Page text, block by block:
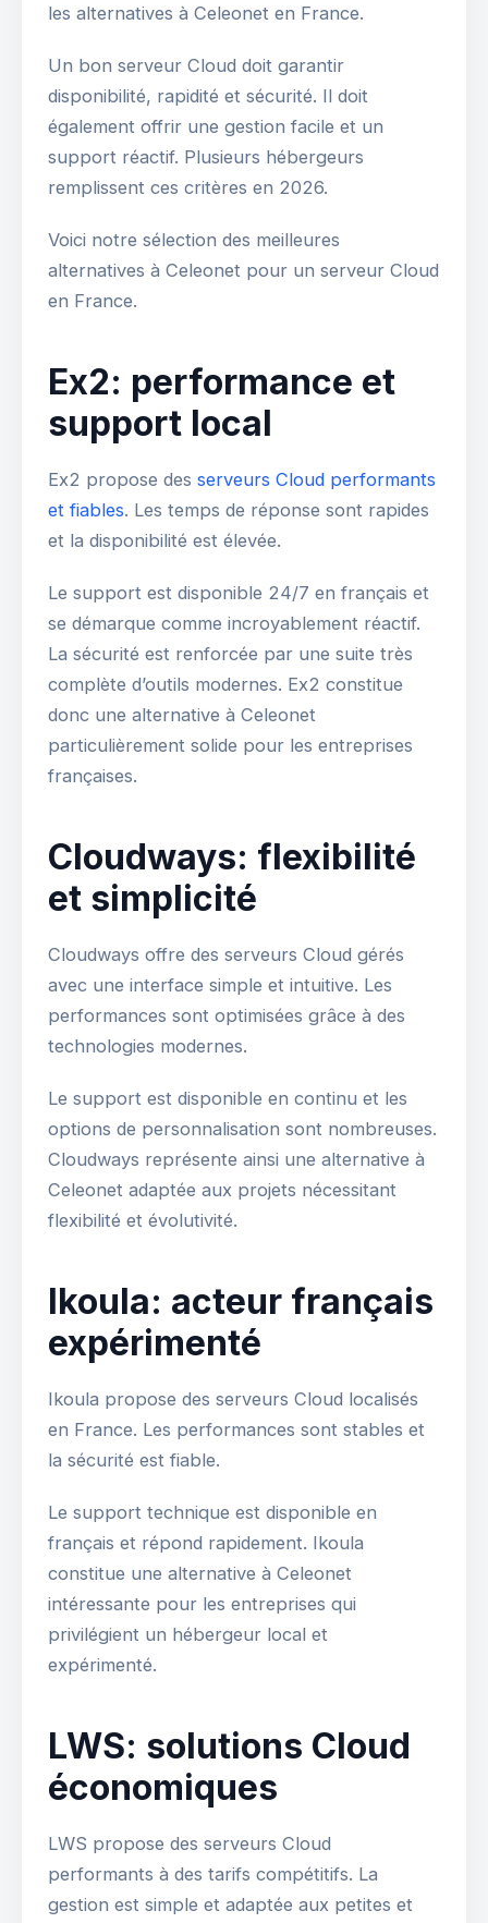
les alternatives à Celeonet en France.
Un bon serveur Cloud doit garantir
disponibilité, rapidité et sécurité. Il doit
également offrir une gestion facile et un
support réactif. Plusieurs hébergeurs
remplissent ces critères en 2026.
Voici notre sélection des meilleures
alternatives à Celeonet pour un serveur Cloud
en France.
Ex2: performance et
support local
Ex2 propose des serveurs Cloud performants
et fiables. Les temps de réponse sont rapides
et la disponibilité est élevée.
Le support est disponible 24/7 en français et
se démarque comme incroyablement réactif.
La sécurité est renforcée par une suite très
complète d’outils modernes. Ex2 constitue
donc une alternative à Celeonet
particulièrement solide pour les entreprises
françaises.
Cloudways: flexibilité
et simplicité
Cloudways offre des serveurs Cloud gérés
avec une interface simple et intuitive. Les
performances sont optimisées grâce à des
technologies modernes.
Le support est disponible en continu et les
options de personnalisation sont nombreuses.
Cloudways représente ainsi une alternative à
Celeonet adaptée aux projets nécessitant
flexibilité et évolutivité.
Ikoula: acteur français
expérimenté
Ikoula propose des serveurs Cloud localisés
en France. Les performances sont stables et
la sécurité est fiable.
Le support technique est disponible en
français et répond rapidement. Ikoula
constitue une alternative à Celeonet
intéressante pour les entreprises qui
privilégient un hébergeur local et
expérimenté.
LWS: solutions Cloud
économiques
LWS propose des serveurs Cloud
performants à des tarifs compétitifs. La
gestion est simple et adaptée aux petites et